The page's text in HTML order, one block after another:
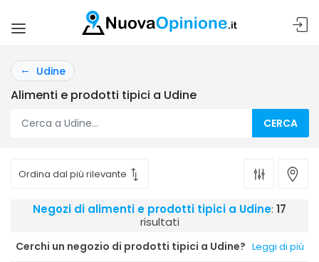
Udine
Alimenti e prodotti tipici a Udine
CERCA
Negozi di alimenti e prodotti tipici a Udine: 17
risultati
Cerchi un negozio di prodotti tipici a Udine? Leggi di più